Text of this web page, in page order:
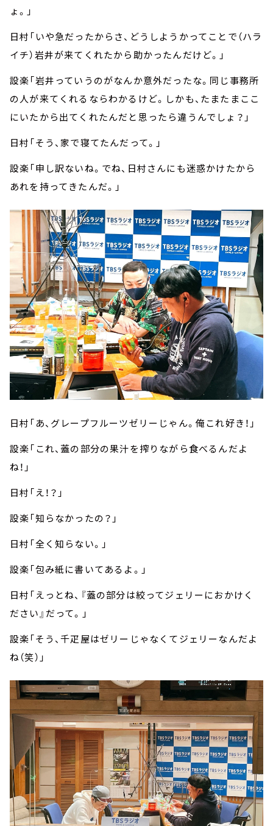
ょ。」
日村「いや急だったからさ、どうしようかってことで（ハラ
イチ）岩井が来てくれたから助かったんだけど。」
設楽「岩井っていうのがなんか意外だったな。同じ事務所
の人が来てくれるならわかるけど。しかも、たまたまここ
にいたから出てくれたんだと思ったら違うんでしょ？」
日村「そう、家で寝てたんだって。」
設楽「申し訳ないね。でね、日村さんにも迷惑かけたから
あれを持ってきたんだ。」
日村「あ、グレープフルーツゼリーじゃん。俺これ好き！」
設楽「これ、蓋の部分の果汁を搾りながら食べるんだよ
ね！」
日村「え！？」
設楽「知らなかったの？」
日村「全く知らない。」
設楽「包み紙に書いてあるよ。」
日村「えっとね、『蓋の部分は絞ってジェリーにおかけく
ださい』だって。」
設楽「そう、千疋屋はゼリーじゃなくてジェリーなんだよ
ね（笑）」